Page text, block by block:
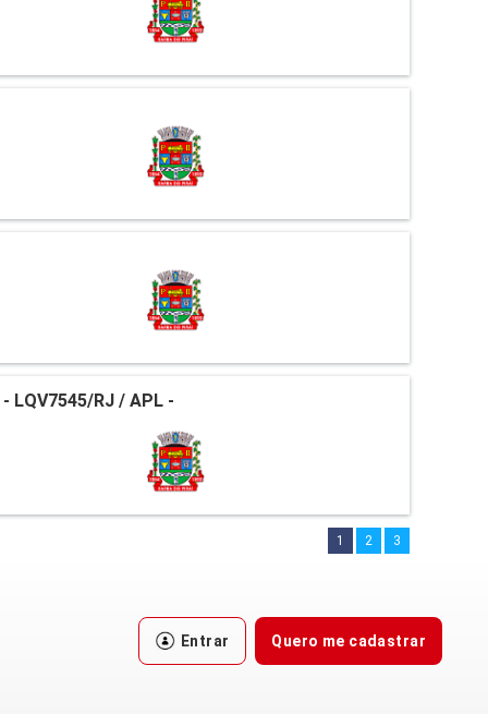
LQV7545/RJ / APL -
1 2 3
Entrar Quero me cadastrar